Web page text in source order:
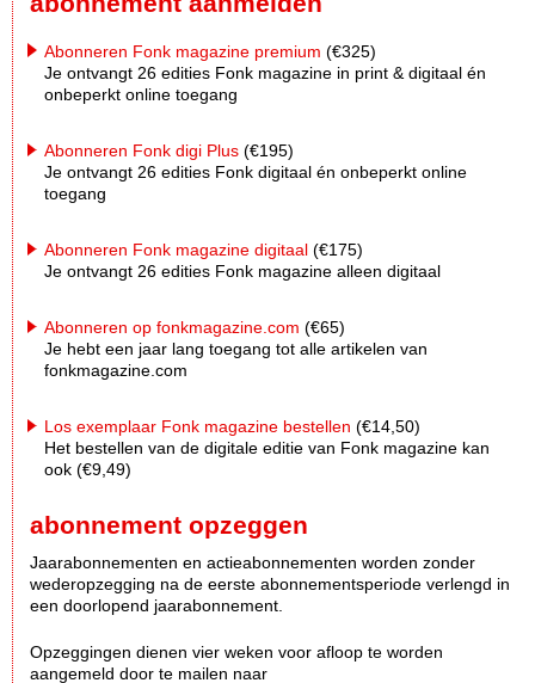
Abonneren Fonk magazine premium (€325)
Je ontvangt 26 edities Fonk magazine in print & digitaal én
onbeperkt online toegang
Abonneren Fonk digi Plus (€195)
Je ontvangt 26 edities Fonk digitaal én onbeperkt online
toegang
Abonneren Fonk magazine digitaal (€175)
Je ontvangt 26 edities Fonk magazine alleen digitaal
Abonneren op fonkmagazine.com (€65)
Je hebt een jaar lang toegang tot alle artikelen van
fonkmagazine.com
Los exemplaar Fonk magazine bestellen (€14,50)
Het bestellen van de digitale editie van Fonk magazine kan
ook (€9,49)
abonnement opzeggen
Jaarabonnementen en actieabonnementen worden zonder
wederopzegging na de eerste abonnementsperiode verlengd in
een doorlopend jaarabonnement.
Opzeggingen dienen vier weken voor afloop te worden
aangemeld door te mailen naar